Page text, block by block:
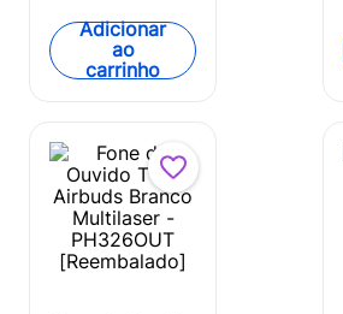
Adicionar
ao
carrinho